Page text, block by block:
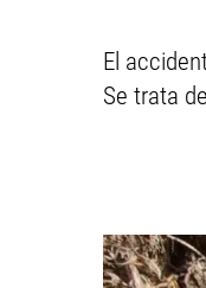
El
Se trata